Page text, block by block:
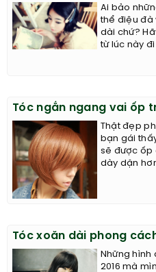
Ai bảo
thể điệu đà
dài chứ?
từ lúc này đi
Tóc ngắn ngang vai ốp
Thật đẹp
bạn gái
sẽ được ốp
dày dặn
Tóc xoăn dài phong
Những
2016 mà